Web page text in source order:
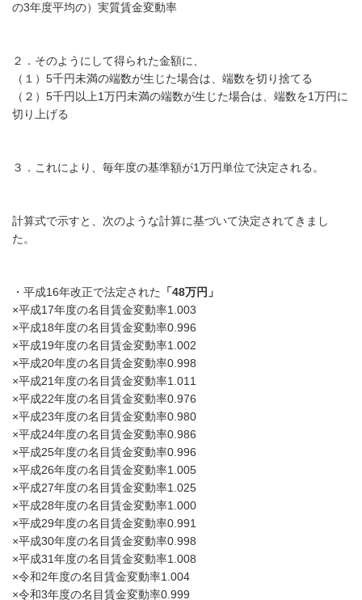
の3年度平均の）実質賃金変動率
２．そのようにして得られた金額に、
（１）5千円未満の端数が生じた場合は、端数を切り捨てる
（２）5千円以上1万円未満の端数が生じた場合は、端数を1万円に
切り上げる
３．これにより、毎年度の基準額が1万円単位で決定される。
計算式で示すと、次のような計算に基づいて決定されてきまし
た。
・平成16年改正で法定された
「48万円」
×平成17年度の名目賃金変動率1.003
×平成18年度の名目賃金変動率0.996
×平成19年度の名目賃金変動率1.002
×平成20年度の名目賃金変動率0.998
×平成21年度の名目賃金変動率1.011
×平成22年度の名目賃金変動率0.976
×平成23年度の名目賃金変動率0.980
×平成24年度の名目賃金変動率0.986
×平成25年度の名目賃金変動率0.996
×平成26年度の名目賃金変動率1.005
×平成27年度の名目賃金変動率1.025
×平成28年度の名目賃金変動率1.000
×平成29年度の名目賃金変動率0.991
×平成30年度の名目賃金変動率0.998
×平成31年度の名目賃金変動率1.008
×令和2年度の名目賃金変動率1.004
×令和3年度の名目賃金変動率0.999